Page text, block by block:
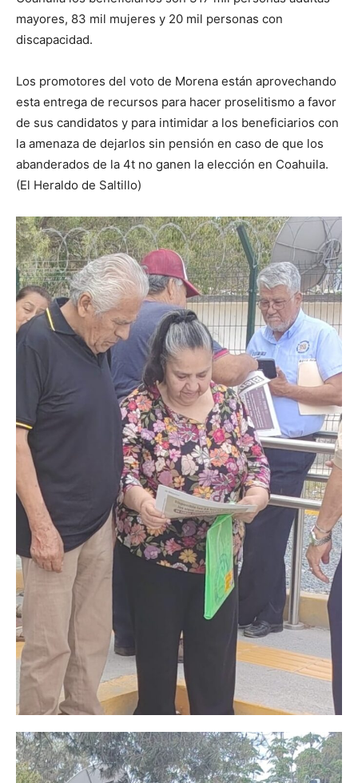
mayores, 83 mil mujeres y 20 mil personas con
discapacidad.
Los promotores del voto de Morena están aprovechando
esta entrega de recursos para hacer proselitismo a favor
de sus candidatos y para intimidar a los beneficiarios con
la amenaza de dejarlos sin pensión en caso de que los
abanderados de la 4t no ganen la elección en Coahuila.
(El Heraldo de Saltillo)